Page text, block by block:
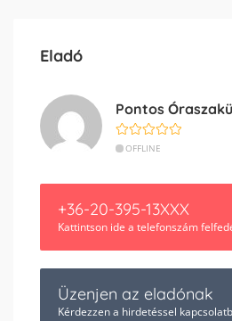
Eladó
Pontos
OFFLINE
+36-20-395-13XXX
Kattintson ide a telefonszám
Üzenjen az eladónak
Kérdezzen a hirdetéssel